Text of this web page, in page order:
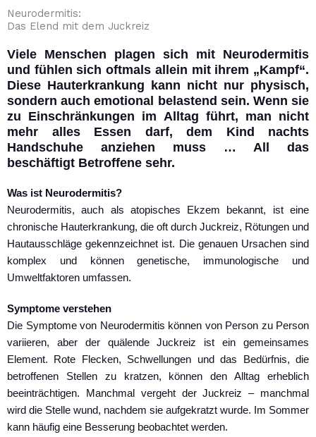
Zum
Inhalt
Neurodermitis:
Das Elend mit dem Juckreiz
Viele Menschen plagen sich mit Neurodermitis
und fühlen sich oftmals allein mit ihrem „Kampf“.
Diese Hauterkrankung kann nicht nur physisch,
sondern auch emotional belastend sein. Wenn sie
zu Einschränkungen im Alltag führt, man nicht
mehr alles Essen darf, dem Kind nachts
Handschuhe anziehen muss … All das
beschäftigt Betroffene sehr.
Was ist Neurodermitis?
Neurodermitis, auch als atopisches Ekzem bekannt, ist eine
chronische Hauterkrankung, die oft durch Juckreiz, Rötungen und
Hautausschläge gekennzeichnet ist. Die genauen Ursachen sind
komplex und können genetische, immunologische und
Umweltfaktoren umfassen.
Symptome verstehen
Die Symptome von Neurodermitis können von Person zu Person
variieren, aber der quälende Juckreiz ist ein gemeinsames
Element. Rote Flecken, Schwellungen und das Bedürfnis, die
betroffenen Stellen zu kratzen, können den Alltag erheblich
beeinträchtigen. Manchmal vergeht der Juckreiz – manchmal
wird die Stelle wund, nachdem sie aufgekratzt wurde. Im Sommer
kann häufig eine Besserung beobachtet werden.